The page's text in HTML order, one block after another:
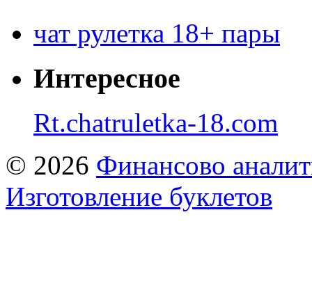
чат рулетка 18+ пары
Интересное
Rt.chatruletka-18.com
© 2026 Финансово
Изготовление буклетов